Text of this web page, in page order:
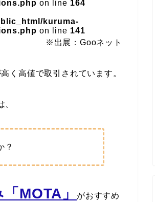
on line 164
kuruma-
on line 141
※出展：Gooネット
く高値で取引されています。
？
MOTA」
がおすすめ